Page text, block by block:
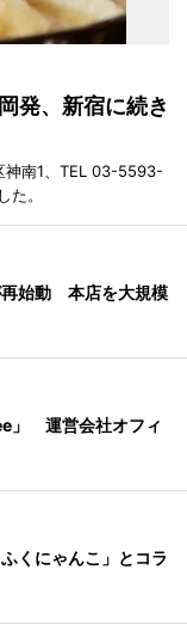
発、新宿に続き
神南1、TEL 03-5593-
。
再始動 本店を大規模
」 運営会社オフィ
くにゃんこ」とコラ